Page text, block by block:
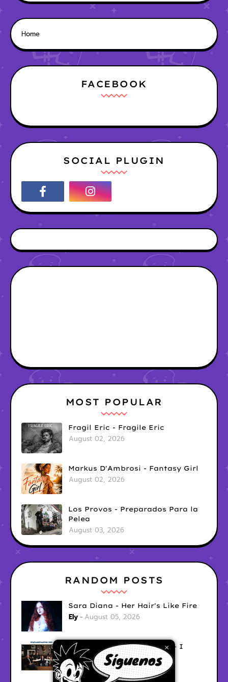
Home
FACEBOOK
SOCIAL PLUGIN
×
MOST POPULAR
Fragil Eric - Fragile Eric
August 02, 2026
Markus D'Ambrosi - Fantasy Girl
August 02, 2026
Los Provos - Preparados Para la
Pelea
August 03, 2026
RANDOM POSTS
Sara Diana - Her Hair's Like Fire
Ely August 05, 2026
Good Vibes Rollercoaster - I
Don't Care
Ely August 05, 2026